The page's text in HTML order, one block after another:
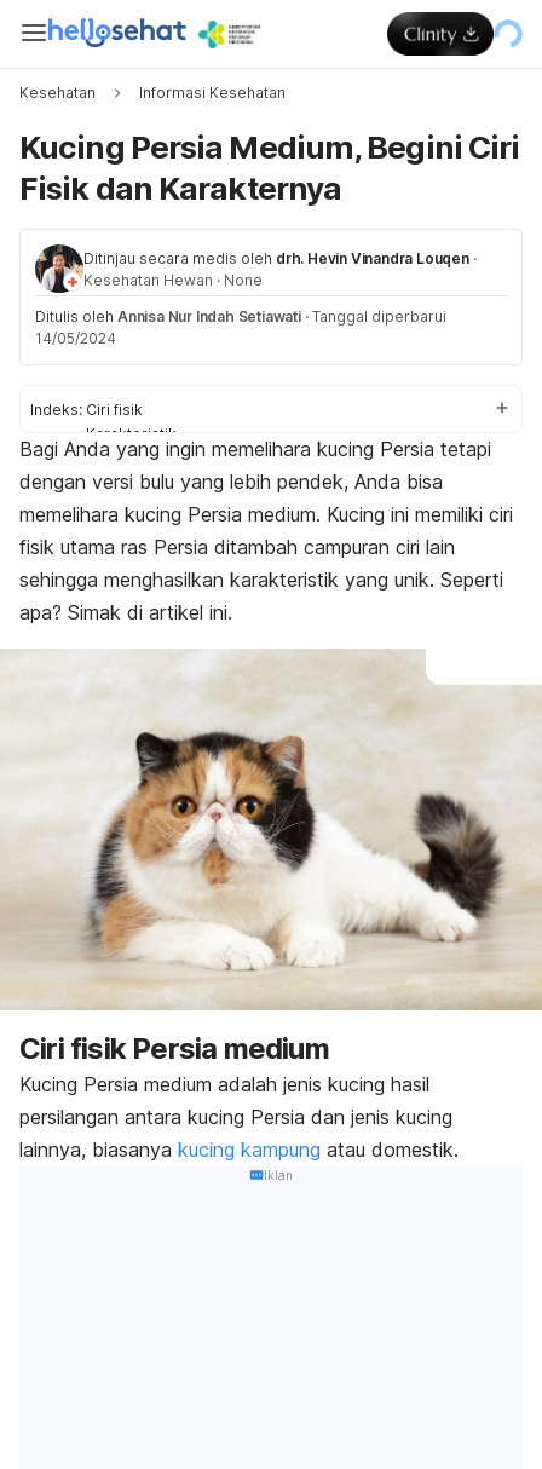
Kesehatan Informasi Kesehatan
Kucing Persia Medium, Begini Ciri
Fisik dan Karakternya
Ditinjau secara medis oleh drh. Hevin Vinandra Louqen ·
Kesehatan Hewan · None
Ditulis oleh Annisa Nur Indah Setiawati · Tanggal diperbarui
14/05/2024
Indeks: Ciri fisik
Karakteristik
Cara perawatan
Bagi Anda yang ingin memelihara kucing Persia tetapi
dengan versi bulu yang lebih pendek, Anda bisa
memelihara kucing Persia medium. Kucing ini memiliki ciri
fisik utama ras Persia ditambah campuran ciri lain
sehingga menghasilkan karakteristik yang unik. Seperti
apa? Simak di artikel ini.
Ciri fisik Persia medium
Kucing Persia medium adalah jenis kucing hasil
persilangan antara kucing Persia dan jenis kucing
lainnya, biasanya kucing kampung atau domestik.
Iklan